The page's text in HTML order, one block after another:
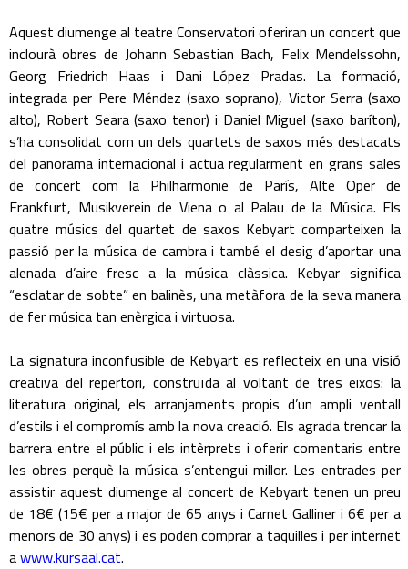
Aquest diumenge al teatre Conservatori oferiran un concert que
inclourà obres de Johann Sebastian Bach, Felix Mendelssohn,
Georg Friedrich Haas i Dani López Pradas. La formació,
integrada per Pere Méndez (saxo soprano), Victor Serra (saxo
alto), Robert Seara (saxo tenor) i Daniel Miguel (saxo baríton),
s’ha consolidat com un dels quartets de saxos més destacats
del panorama internacional i actua regularment en grans sales
de concert com la Philharmonie de París, Alte Oper de
Frankfurt, Musikverein de Viena o al Palau de la Música. Els
quatre músics del quartet de saxos Kebyart comparteixen la
passió per la música de cambra i també el desig d’aportar una
alenada d’aire fresc a la música clàssica. Kebyar significa
“esclatar de sobte” en balinès, una metàfora de la seva manera
de fer música tan enèrgica i virtuosa.
La signatura inconfusible de Kebyart es reflecteix en una visió
creativa del repertori, construïda al voltant de tres eixos: la
literatura original, els arranjaments propis d’un ampli ventall
d’estils i el compromís amb la nova creació. Els agrada trencar la
barrera entre el públic i els intèrprets i oferir comentaris entre
les obres perquè la música s’entengui millor. Les entrades per
assistir aquest diumenge al concert de Kebyart tenen un preu
de 18€ (15€ per a major de 65 anys i Carnet Galliner i 6€ per a
menors de 30 anys) i es poden comprar a taquilles i per internet
awww.kursaal.cat.